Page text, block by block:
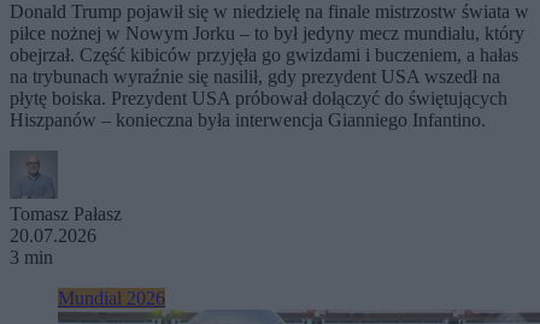
Donald Trump pojawił się w niedzielę na finale mistrzostw świata w
piłce nożnej w Nowym Jorku – to był jedyny mecz mundialu, który
obejrzał. Część kibiców przyjęła go gwizdami i buczeniem, a hałas
na trybunach wyraźnie się nasilił, gdy prezydent USA wszedł na
płytę boiska. Prezydent USA próbował dołączyć do świętujących
Hiszpanów – konieczna była interwencja Gianniego Infantino.
Tomasz Pałasz
20.07.2026
3 min
Mundial 2026